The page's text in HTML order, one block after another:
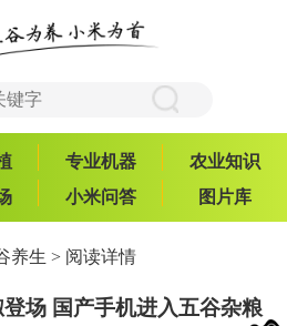
专业机器
农业知识
小米问答 图片库
养生 > 阅读详情
场 国产手机进入五谷杂粮